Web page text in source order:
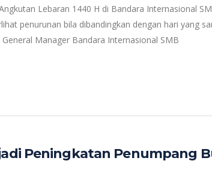
Lebaran 1440 H di Bandara Internasional
penurunan bila dibandingkan dengan hari yang
Manager Bandara Internasional SMB
Peningkatan Penumpang